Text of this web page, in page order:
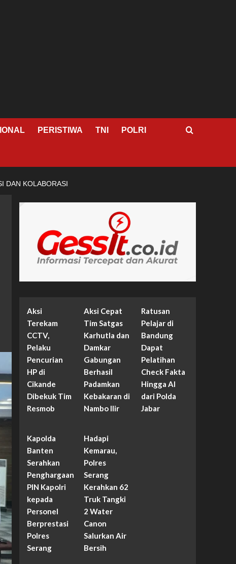
PERISTIWA TNI POLRI
DAN KOLABORASI
Aksi
Terekam
CCTV,
Pelaku
Pencurian
HP di
Cikande
Dibekuk Tim
Resmob
Aksi Cepat
Tim Satgas
Karhutla dan
Damkar
Gabungan
Berhasil
Padamkan
Kebakaran di
Nambo Ilir
Ratusan
Pelajar di
Bandung
Dapat
Pelatihan
Check Fakta
Hingga AI
dari Polda
Jabar
Kapolda
Banten
Serahkan
Penghargaan
PIN Kapolri
kepada
Personel
Berprestasi
Polres
Serang
Hadapi
Kemarau,
Polres
Serang
Kerahkan 62
Truk Tangki
2 Water
Canon
Salurkan Air
Bersih